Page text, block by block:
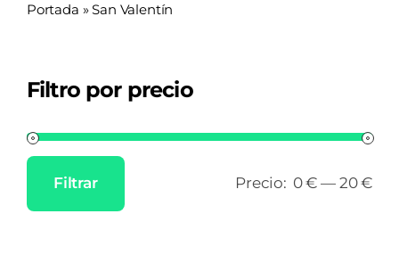
Portada »San Valentín
Filtro por precio
Filtrar Precio: 0 € — 20 €